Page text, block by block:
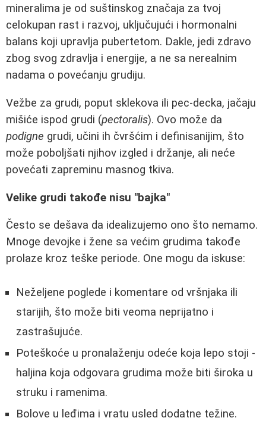
mineralima je od suštinskog značaja za tvoj
celokupan rast i razvoj, uključujući i hormonalni
balans koji upravlja pubertetom. Dakle, jedi zdravo
zbog svog zdravlja i energije, a ne sa nerealnim
nadama o povećanju grudiju.
Vežbe za grudi, poput sklekova ili pec-decka, jačaju
mišiće ispod grudi (pectoralis). Ovo može da
podigne grudi, učini ih čvršćim i definisanijim, što
može poboljšati njihov izgled i držanje, ali neće
povećati zapreminu masnog tkiva.
Velike grudi takođe nisu "bajka"
Često se dešava da idealizujemo ono što nemamo.
Mnoge devojke i žene sa većim grudima takođe
prolaze kroz teške periode. One mogu da iskuse:
Neželjene poglede i komentare od vršnjaka ili
starijih, što može biti veoma neprijatno i
zastrašujuće.
Poteškoće u pronalaženju odeće koja lepo stoji -
haljina koja odgovara grudima može biti široka u
struku i ramenima.
Bolove u leđima i vratu usled dodatne težine.